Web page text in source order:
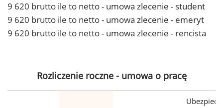
9 620 brutto ile to netto - umowa zlecenie - student
9 620 brutto ile to netto - umowa zlecenie - emeryt
9 620 brutto ile to netto - umowa zlecenie - rencista
Rozliczenie roczne - umowa o pracę